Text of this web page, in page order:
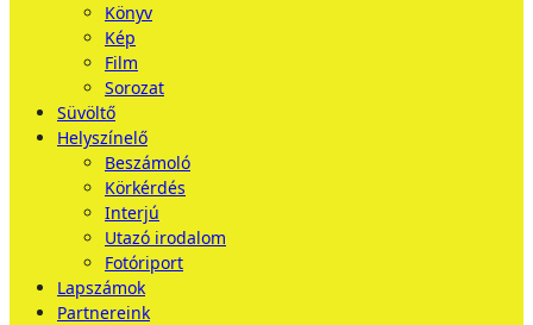
Könyv
Kép
Film
Sorozat
Süvöltő
Helyszínelő
Beszámoló
Körkérdés
Interjú
Utazó irodalom
Fotóriport
Lapszámok
Partnereink